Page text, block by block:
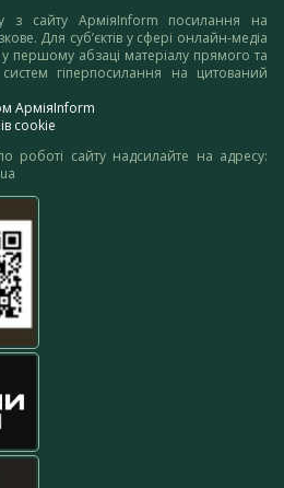
з сайту АрміяInform посилання на
Для суб’єктів у сфері онлайн-медіа
першому абзаці матеріалу прямого та
гіперпосилання на цитований
АрміяInform
cookie
роботі сайту надсилайте на адресу: